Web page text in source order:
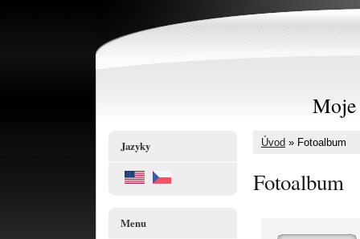
Jazyky
Menu
Úvod » Fotoalbum
Fotoalbum